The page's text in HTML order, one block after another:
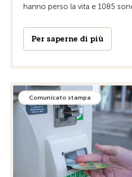
hanno perso la vita e 1085
Per saperne di più
Comunicato stampa